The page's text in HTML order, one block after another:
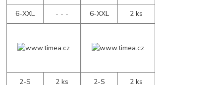
6-XXL
- - -
6-XXL
2 ks
2-S
2 ks
2-S
2 ks